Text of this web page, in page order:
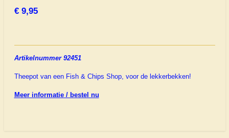
€ 9,95
Artikelnummer 92451
Theepot van een Fish & Chips Shop, voor de lekkerbekken!
Meer informatie / bestel nu